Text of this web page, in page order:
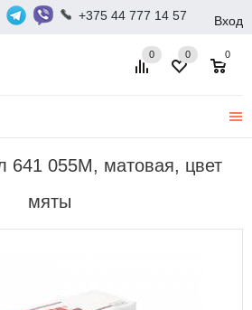
+375 44 777 14 57 Вход
0 0
0
641 055M, матовая, цвет
мяты